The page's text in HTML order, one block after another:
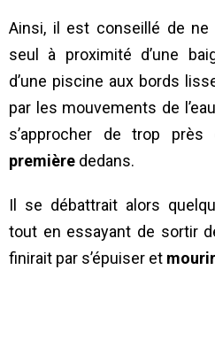
Ainsi, il est conseillé de
seul à proximité d’une
d’une piscine aux bords
par les mouvements de
s’approcher de trop
première dedans.
Il se débattrait alors
tout en essayant de sortir
finirait par s’épuiser et